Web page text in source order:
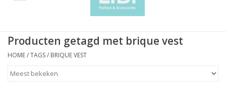
Schoenen
Producten getagd met brique vest
HOME/TAGS/ BRIQUE VEST